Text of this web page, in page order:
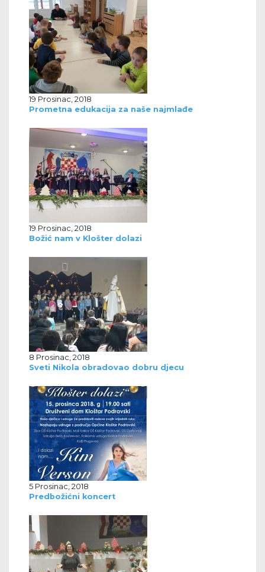
19 Prosinac, 2018
Prometna edukacija za naše najmlađe
19 Prosinac, 2018
Božić nam v Klošter dolazi
8 Prosinac, 2018
Sveti Nikola obradovao dobru djecu
5 Prosinac, 2018
Predbožićni koncert